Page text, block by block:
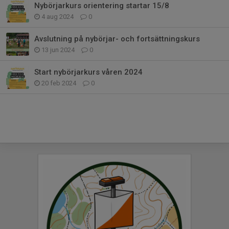
Nybörjarkurs orientering startar 15/8
4 aug 2024 0
Avslutning på nybörjar- och fortsättningskurs
13 jun 2024 0
Start nybörjarkurs våren 2024
20 feb 2024 0